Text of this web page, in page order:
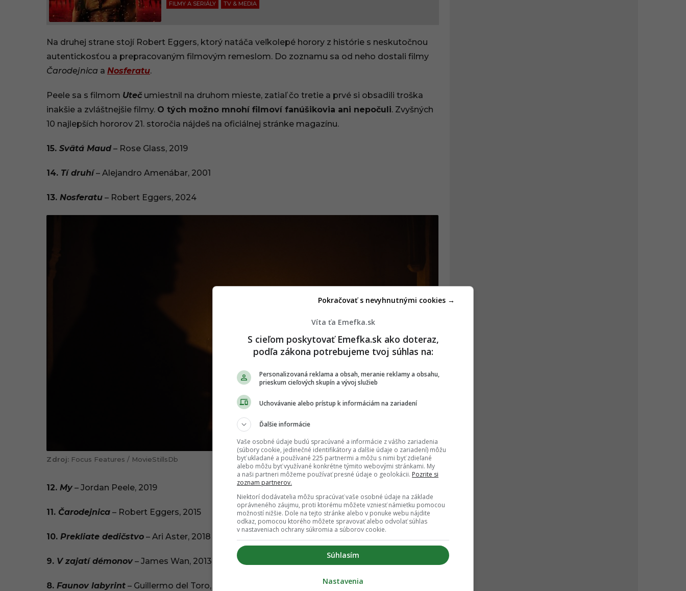
FILMY A SERIÁLY TV & MEDIA
Na druhej strane stojí Robert Eggers, ktorý natáča veľkolepé horory z histórie s neskutočnou
autentickosťou a prepracovaným filmovým remeslom. Do zoznamu sa od neho dostali filmy
Čarodejnica a Nosferatu.
Peele sa s filmom Utečumiestnil na druhom mieste, zatiaľ čo tretie a prvé si obsadili troška
inakšie a zvláštnejšie filmy. O tých možno mnohí filmoví fanúšikovia ani nepočuli. Zvyšných
10 najlepších hororov 21. storočia nájdeš na oficiálnej stránke magazínu.
15. Svätá Maud– Rose Glass, 2019
14. Tí druhí– Alejandro Amenábar, 2001
13. Nosferatu – Robert Eggers, 2024
Focus Features / MovieStillsDb
12. My– Jordan Peele, 2019
11. Čarodejnica – Robert Eggers, 2015
10. Prekliate dedičstvo – Ari Aster, 2018
9. V zajatí démonov– James Wan, 2013
8. Faunov labyrint – Guillermo del Toro, 2006
Víta ťa Emefka.sk
S cieľom poskytovať Emefka.sk ako doteraz,
podľa zákona potrebujeme tvoj súhlas na:
Personalizovaná reklama a obsah, meranie reklamy a obsahu,
prieskum cieľových skupín a vývoj služieb
Uchovávanie alebo prístup k informáciám na zariadení
Ďalšie informácie
Vaše osobné údaje budú spracúvané a informácie z vášho zariadenia
(súbory cookie, jedinečné identifikátory a ďalšie údaje o zariadení) môžu
byť ukladané a používané 225 partnermi a môžu s nimi byť zdieľané
alebo môžu byť využívané konkrétne týmito webovými stránkami. My
a naši partneri môžeme používať presné údaje o geolokácii. Pozrite si
zoznam partnerov.
Niektorí dodávatelia môžu spracúvať vaše osobné údaje na základe
oprávneného záujmu, proti ktorému môžete vzniesť námietku pomocou
možností nižšie. Dole na tejto stránke alebo v ponuke webu nájdite
odkaz, pomocou ktorého môžete spravovať alebo odvolať súhlas
v nastaveniach ochrany súkromia a súborov cookie.
Súhlasím
Pokračovať s nevyhnutnými cookies →
Nastavenia